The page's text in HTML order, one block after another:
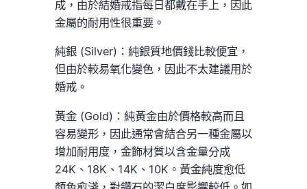
成，由於結婚戒指每日都戴在手上，因此
金屬的耐用性很重要。
純銀 (Silver)：純銀質地價錢比較便宜，
但由於較易氧化變色，因此不太建議用於
婚戒。
黃金 (Gold)：純黃金由於價格較高而且
容易變形，因此通常會結合另一種金屬以
增加耐用度，金飾材質以含金量分成
24K、18K、14K、10K。黃金純度愈低